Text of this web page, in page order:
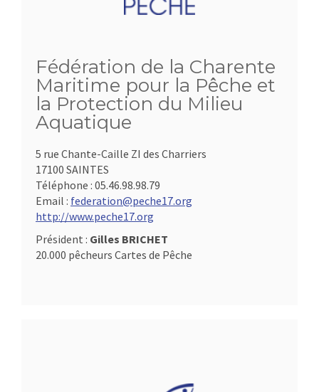
Fédération de la Charente
Maritime pour la Pêche et
la Protection du Milieu
Aquatique
5 rue Chante-Caille ZI des Charriers
17100 SAINTES
Téléphone : 05.46.98.98.79
Email : federation@peche17.org
http://www.peche17.org
Président : Gilles BRICHET
20.000 pêcheurs Cartes de Pêche